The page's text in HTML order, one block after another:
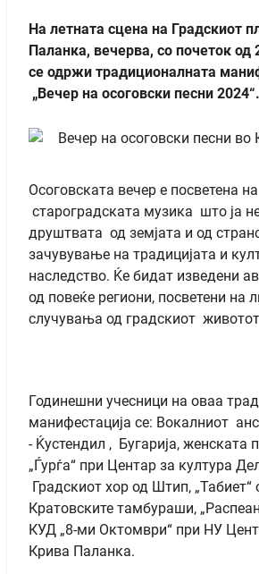
На летната сцена на Градскиот
Паланка, вечерва, со почеток од
се одржи традиционалната
„Вечер на осоговски песни 2024“.
Осоговската вечер е посветена на
староградската музика што ја
друштвата од земјата и од
зачувување на традицијата и
наследство. Ќе бидат изведени
од повеќе региони, посветени на
случувања од градскиот
Годинешни учесници на оваа
манифестација се: Вокалниот
- Ќустендил , Бугарија, женската
„Ѓурѓа“ при Центар за култура
Градскиот хор од Штип,
Кратовските тамбураши,
КУД „8-ми Октомври“ при НУ
Крива Паланка.